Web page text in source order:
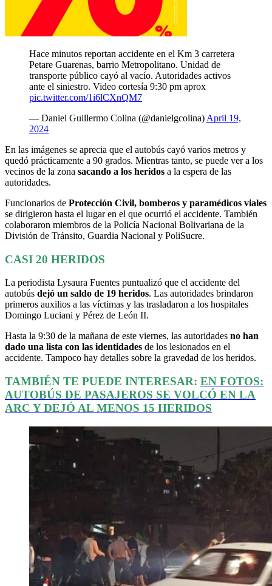
Hace minutos reportan accidente en el Km 3 carretera
Petare Guarenas, barrio Metropolitano. Unidad de
transporte público cayó al vacío. Autoridades activos
ante el siniestro. Video cortesía 9:30 pm aprox
pic.twitter.com/1i6lCXnQM7
— Daniel Guillermo Colina (@danielgcolina) April 19,
2024
En las imágenes se aprecia que el autobús cayó varios metros y
quedó prácticamente a 90 grados. Mientras tanto, se puede ver a los
vecinos de la zona sacando a los heridos a la espera de las
autoridades.
Funcionarios de Protección Civil, bomberos y paramédicos viales
se dirigieron hasta el lugar en el que ocurrió el accidente. También
colaboraron miembros de la Policía Nacional Bolivariana de la
División de Tránsito, Guardia Nacional y PoliSucre.
CASI 20 HERIDOS
La periodista Lysaura Fuentes puntualizó que el accidente del
autobús dejó un saldo de 19 heridos. Las autoridades brindaron
primeros auxilios a las víctimas y las trasladaron a los hospitales
Domingo Luciani y Pérez de León II.
Hasta la 9:30 de la mañana de este viernes, las autoridades no han
dado una lista con las identidades de los lesionados en el
accidente. Tampoco hay detalles sobre la gravedad de los heridos.
TAMBIÉN TE PUEDE INTERESAR: EN FOTOS:
AUTOBÚS DE PASAJEROS SE VOLCÓ EN LA
ARC Y DEJÓ AL MENOS 15 HERIDOS